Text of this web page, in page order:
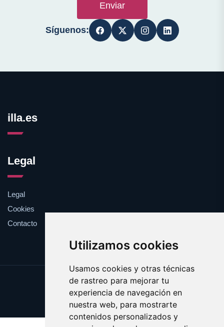
Utilizamos cookies
Usamos cookies y otras técnicas
de rastreo para mejorar tu
experiencia de navegación en
nuestra web, para mostrarte
contenidos personalizados y
Enviar
Síguenos:
illa.es
Legal
Legal
Cookies
Contacto
Update cookies preferences
Copyright © 2025 illa.es